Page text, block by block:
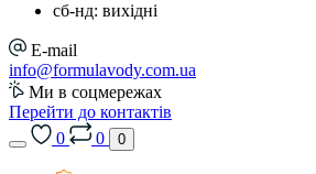
сб-нд: вихідні
E-mail
info@formulavody.com.ua
Ми в соцмережах
Перейти до контактів
0
0 0